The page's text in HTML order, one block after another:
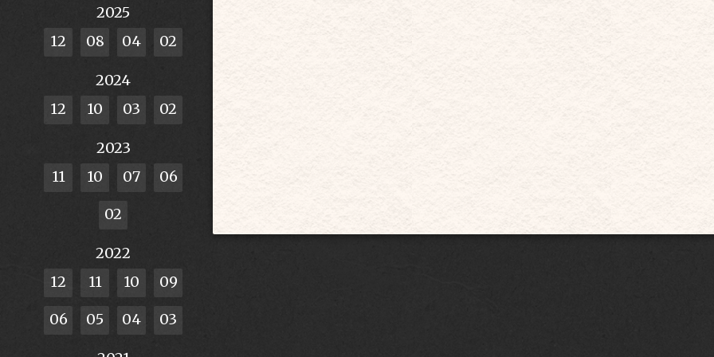
2025
12
08 04 02
2024
12
10 03 02
2023
11
10 07 06
02
2022
12
11 10 09
06 05 04 03